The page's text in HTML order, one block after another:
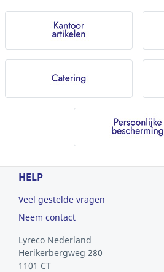
HELP
Veel gestelde vragen
Neem contact
Lyreco Nederland
Herikerbergweg 280
1101 CT